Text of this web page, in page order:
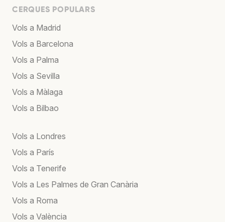
CERQUES POPULARS
Vols a Madrid
Vols a Barcelona
Vols a Palma
Vols a Sevilla
Vols a Màlaga
Vols a Bilbao
Vols a Londres
Vols a París
Vols a Tenerife
Vols a Les Palmes de Gran Canària
Vols a Roma
Vols a València